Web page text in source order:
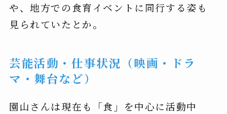
や、地方での食育イベントに同行する姿も
見られていたとか。
芸能活動・仕事状況（映画・ドラ
マ・舞台など）
園山さんは現在も「食」を中心に活動中